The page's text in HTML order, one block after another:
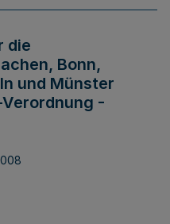
die
Bonn,
und Münster
-